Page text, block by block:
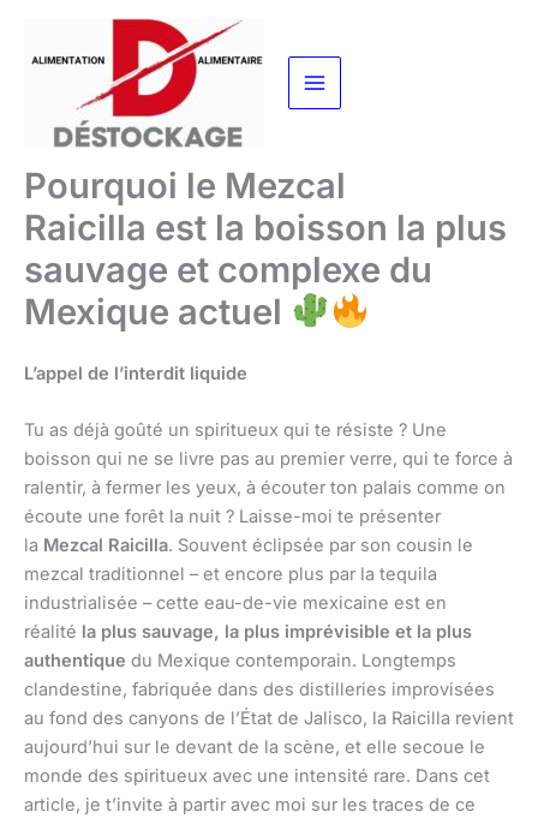
contenu
Pourquoi le Mezcal
Raicilla est la boisson la plus
sauvage et complexe du
Mexique actuel
L’appel de l’interdit liquide
Tu as déjà goûté un spiritueux qui te résiste ? Une
boisson qui ne se livre pas au premier verre, qui te force à
ralentir, à fermer les yeux, à écouter ton palais comme on
écoute une forêt la nuit ? Laisse-moi te présenter
la Mezcal Raicilla. Souvent éclipsée par son cousin le
mezcal traditionnel – et encore plus par la tequila
industrialisée – cette eau-de-vie mexicaine est en
réalité la plus sauvage, la plus imprévisible et la plus
authentique du Mexique contemporain. Longtemps
clandestine, fabriquée dans des distilleries improvisées
au fond des canyons de l’État de Jalisco, la Raicilla revient
aujourd’hui sur le devant de la scène, et elle secoue le
monde des spiritueux avec une intensité rare. Dans cet
article, je t’invite à partir avec moi sur les traces de ce